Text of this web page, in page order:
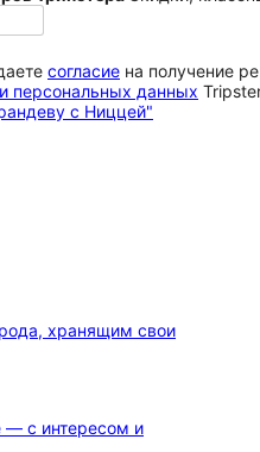
согласие на получение
персональных данных
хранящим свои